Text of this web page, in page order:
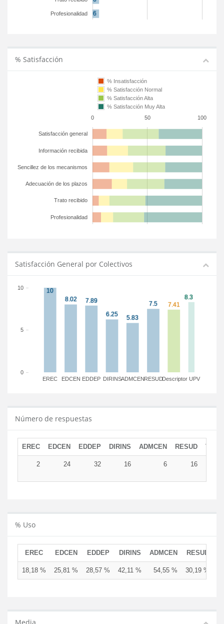
Profesionalidad
% Satisfacción
0 50 100
Satisfacción general
Información recibida
Sencillez de los mecanismos
Adecuación de los plazos
Trato recibido
Profesionalidad
% Insatisfacción
% Satisfacción Normal
% Satisfacción Alta
% Satisfacción Muy Alta
Satisfacción General por Colectivos
EREC EDCEN EDDEP DIRINSADMCENRESUDDescriptor UPV
0
5
10
Número de respuestas
EREC EDCEN EDDEP DIRINS ADMCEN RESUD
2 24 32 16 6 16
% Uso
EREC EDCEN EDDEP DIRINS ADMCEN RESUD
18,18 % 25,81 % 28,57 % 42,11 % 54,55 % 30,19 %